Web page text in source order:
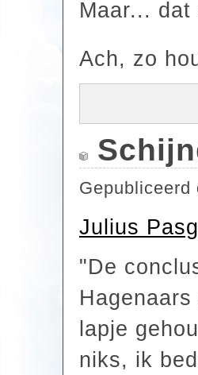
Maar...
Ach, zo
Gepubliceerd
Julius
"De
lapje
niks, ik